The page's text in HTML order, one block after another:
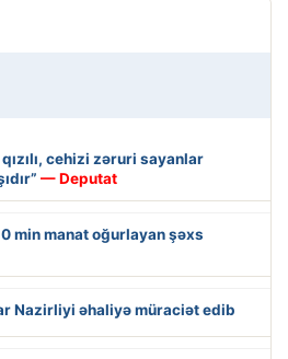
cehizi zəruri sayanlar
— Deputat
min manat oğurlayan şəxs
Nazirliyi əhaliyə müraciət edib